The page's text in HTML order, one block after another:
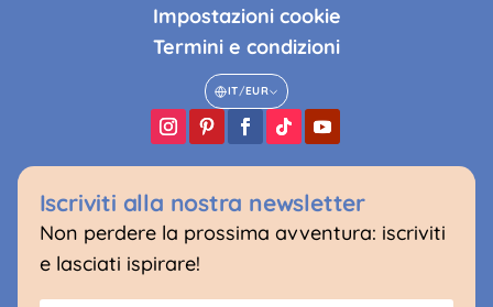
Impostazioni cookie
Termini e condizioni
IT/EUR
Iscriviti alla nostra newsletter
Non perdere la prossima avventura: iscriviti
e lasciati ispirare!